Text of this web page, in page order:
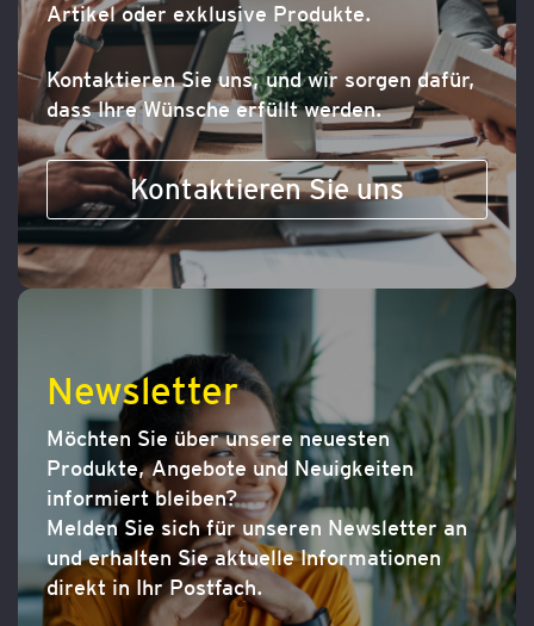
Artikel oder exklusive Produkte.
Kontaktieren Sie uns, und wir sorgen dafür,
dass Ihre Wünsche erfüllt werden.
Kontaktieren Sie uns
Newsletter
Möchten Sie über unsere neuesten
Produkte, Angebote und Neuigkeiten
informiert bleiben?
Melden Sie sich für unseren Newsletter an
und erhalten Sie aktuelle Informationen
direkt in Ihr Postfach.